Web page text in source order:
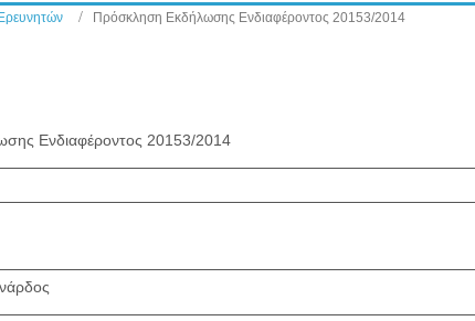
Πρόσκληση Εκδήλωσης Ενδιαφέροντος 20153/2014
Ενδιαφέροντος 20153/2014